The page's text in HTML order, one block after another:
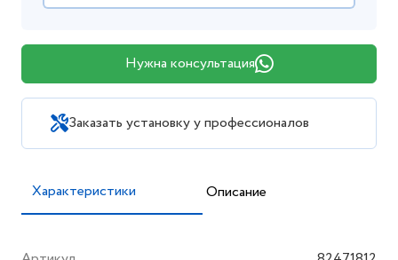
Нужна консультация
Заказать установку у профессионалов
Характеристики Описание